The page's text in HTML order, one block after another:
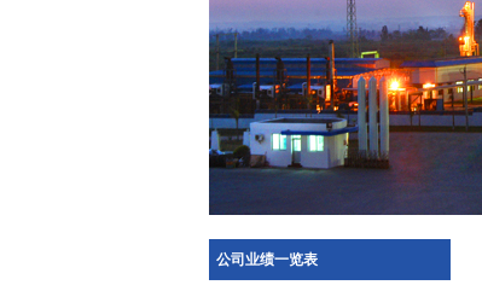
公司业绩一览表